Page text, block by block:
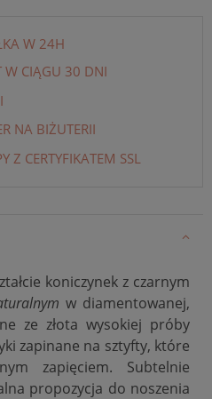
W 24H
W CIĄGU 30 DNI
NA BIŻUTERII
Z CERTYFIKATEM SSL
koniczynek z czarnym
w diamentowanej,
ze złota wysokiej próby
zapinane na sztyfty, które
zapięciem. Subtelnie
propozycja do noszenia